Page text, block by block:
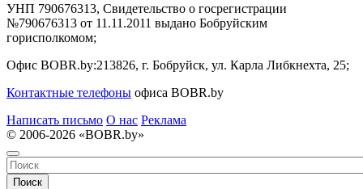
УНП 790676313, Свидетельство о госрегистрации
№790676313 от 11.11.2011 выдано Бобруйским
горисполкомом;
Офис BOBR.by:213826, г. Бобруйск, ул. Карла Либкнехта, 25;
Контактные телефоны офиса BOBR.by
Написать письмо О нас Реклама
© 2006-2026 «BOBR.by»
Поиск